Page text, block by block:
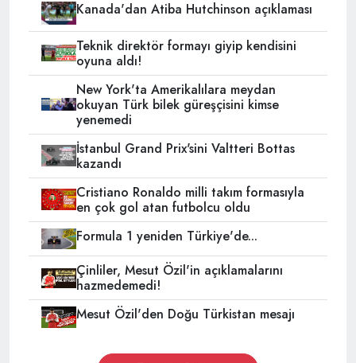
Kanada'dan Atiba Hutchinson açıklaması
Teknik direktör formayı giyip kendisini
oyuna aldı!
New York'ta Amerikalılara meydan
okuyan Türk bilek güreşçisini kimse
yenemedi
İstanbul Grand Prix'sini Valtteri Bottas
kazandı
Cristiano Ronaldo milli takım formasıyla
en çok gol atan futbolcu oldu
Formula 1 yeniden Türkiye'de...
Çinliler, Mesut Özil'in açıklamalarını
hazmedemedi!
Mesut Özil'den Doğu Türkistan mesajı